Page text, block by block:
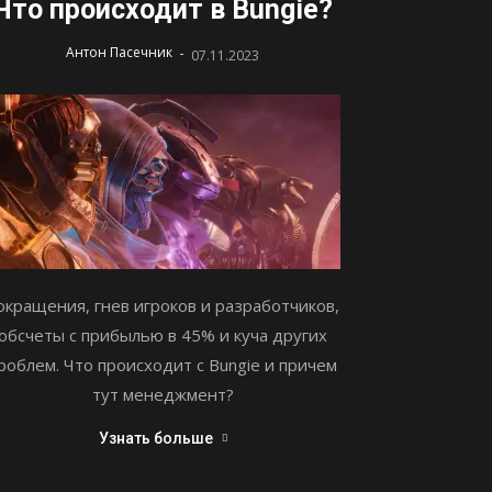
происходит в Bungie?
Антон Пасечник - 07.11.2023
гнев игроков и разработчиков,
с прибылью в 45% и куча других
Что происходит с Bungie и причем
тут менеджмент?
Узнать больше